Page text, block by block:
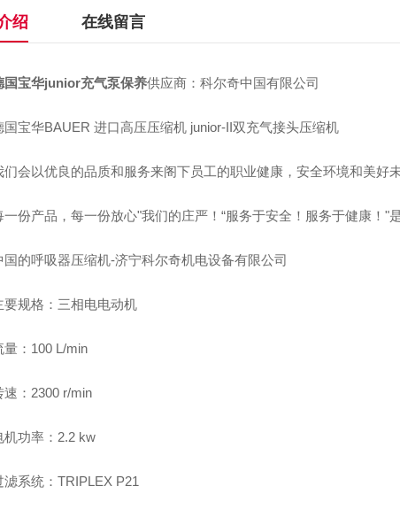
绍 在线留言
国宝华junior充气泵保养供应商：科尔奇中国有限公司
华BAUER 进口高压压缩机 junior-II双充气接头压缩机
以优良的品质和服务来阁下员工的职业健康，安全环境和美好
产品，每一份放心"我们的庄严！“服务于安全！服务于健康！"是
呼吸器压缩机-济宁科尔奇机电设备有限公司
格：三相电电动机
100 L/min
2300 r/min
率：2.2 kw
统：TRIPLEX P21